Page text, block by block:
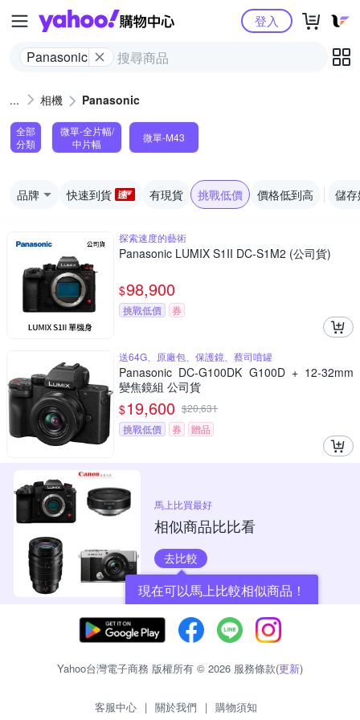
Yahoo購物中心
Panasonic
登入
相機 Panasonic
全部
分類
微單-全片幅/
中片幅
微單-M43
品牌 快速到貨 有現貨 挑戰低價 價格低到高 儲
探索速度的藝術
Panasonic LUMIX S1II DC-S1M2 (公司貨)
$98,900
挑戰低價 券
送64G、原廠包、保護鏡、蔡司噴罐
Panasonic DC-G100DK G100D + 12-32mm
變焦鏡組 公司貨
$19,600 $20,631
挑戰低價
券 贈品
馬上比買最好
相似商品比比看
去比較
現在可以馬上比較相似商品！
Yahoo台灣電子商務 版權所有 © 2026 服務條款(更新)
客服中心 | 關於我們 | 購物須知